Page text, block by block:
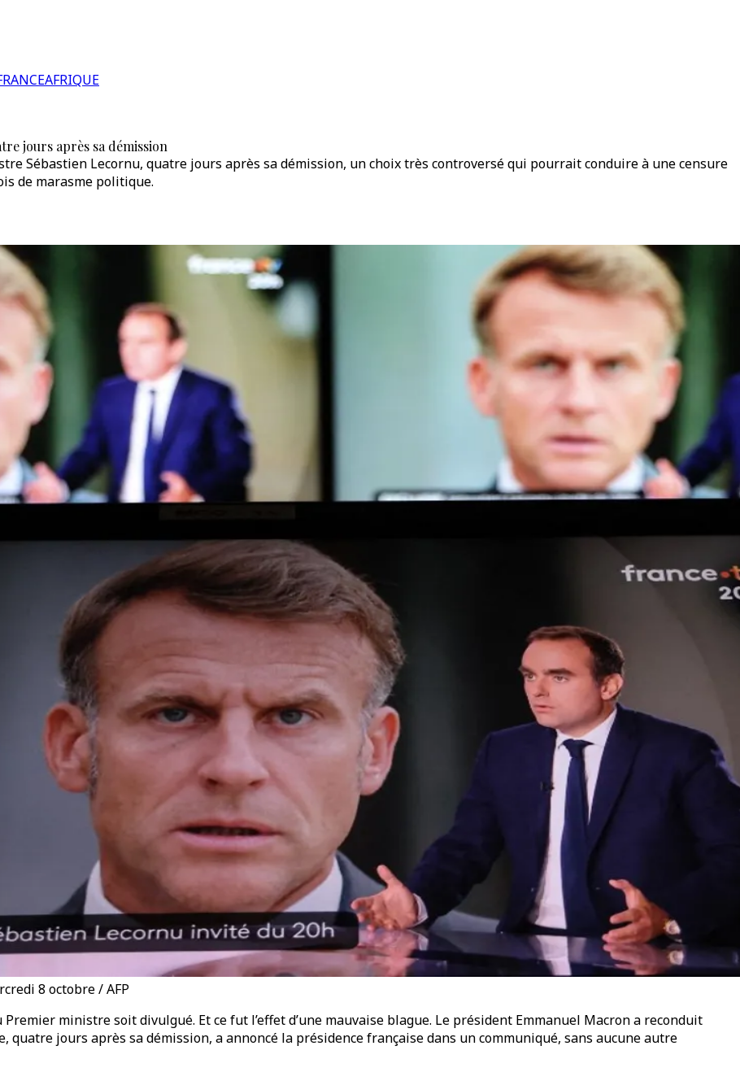
AFRIQUE
jours après sa démission
Sébastien Lecornu, quatre jours après sa démission, un choix très controversé qui pourrait conduire à une censure
de marasme politique.
8 octobre / AFP
ministre soit divulgué. Et ce fut l’effet d’une mauvaise blague. Le président Emmanuel Macron a reconduit
jours après sa démission, a annoncé la présidence française dans un communiqué, sans aucune autre